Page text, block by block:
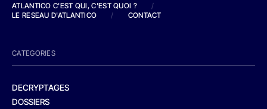
ATLANTICO C'EST QUI, C'EST QUOI ?
/
LE RESEAU D'ATLANTICO
/ CONTACT
CATEGORIES
DECRYPTAGES
DOSSIERS